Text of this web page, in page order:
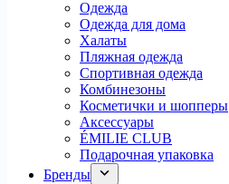
Одежда
Одежда для дома
Халаты
Пляжная одежда
Спортивная одежда
Комбинезоны
Косметички и шопперы
Аксессуары
ÉMILIE CLUB
Подарочная упаковка
Бренды